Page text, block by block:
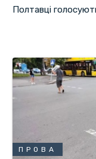
Полтавці
ПРОВА